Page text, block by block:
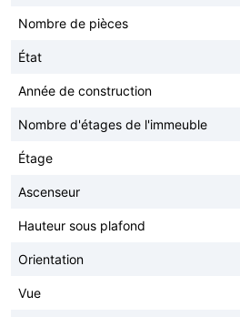
Nombre de pièces
État
Année de construction
Nombre d'étages de l'immeuble
Étage
Ascenseur
Hauteur sous plafond
Orientation
Vue